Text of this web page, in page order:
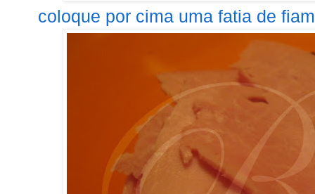
coloque por cima uma fatia de